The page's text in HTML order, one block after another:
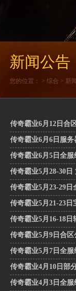
新闻公告
您的位置： > 综合 > 新
传奇霸业6月12日合
传奇霸业6月6日服
传奇霸业6月5日全
传奇霸业5月28-30
传奇霸业5月23-29
传奇霸业5月21-23
传奇霸业5月16-18
传奇霸业5月9日合
传奇霸业5月7日全
传奇霸业4月10日部
传奇霸业4月3日全